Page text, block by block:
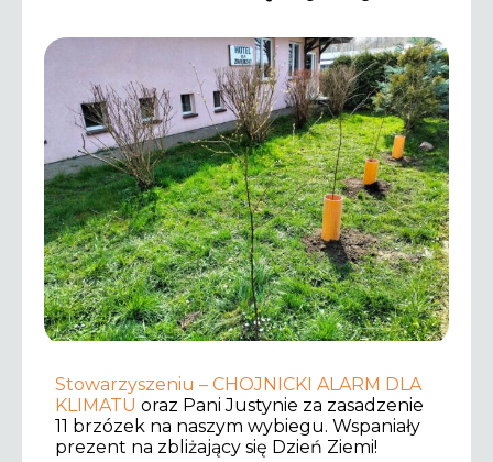
Stowarzyszeniu – CHOJNICKI ALARM DLA
KLIMATU oraz Pani Justynie za zasadzenie
11 brzózek na naszym wybiegu. Wspaniały
prezent na zbliżający się Dzień Ziemi!